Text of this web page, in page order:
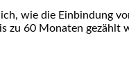
wie die Einbindung
zu 60 Monaten gezählt